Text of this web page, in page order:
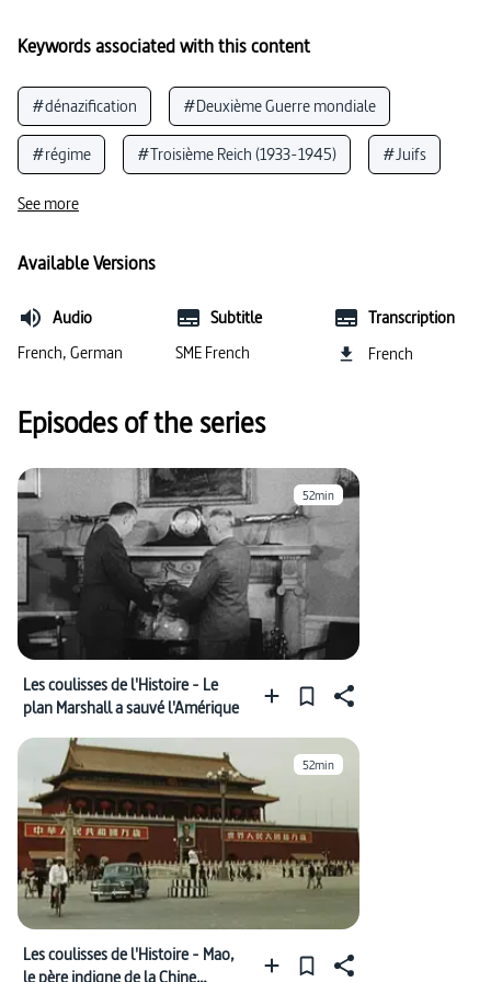
Keywords associated with this content
#dénazification #Deuxième Guerre mondiale
#régime #Troisième Reich (1933-1945) #Juifs
#héritage
#nazisme / régime nazi
#Procès de Nuremberg #guerre froide
#crimes de guerre
See more
Available Versions
Audio
French, German
Subtitle
SME French
Transcription
French
Episodes of the series
52min
Les coulisses de l'Histoire - Le
plan Marshall a sauvé l'Amérique
52min
Les coulisses de l'Histoire - Mao,
le père indigne de la Chine